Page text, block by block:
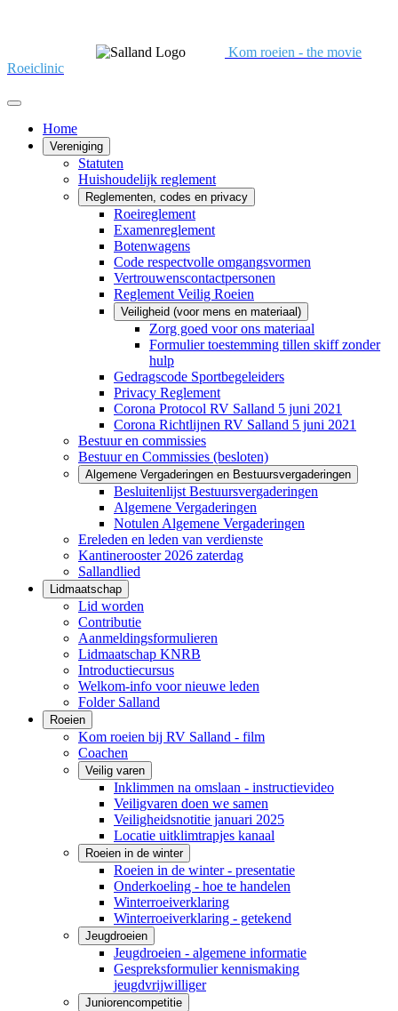
Kom roeien - the movie
Roeiclinic
Home
Vereniging
Statuten
Huishoudelijk reglement
Reglementen, codes en privacy
Roeireglement
Examenreglement
Botenwagens
Code respectvolle omgangsvormen
Vertrouwenscontactpersonen
Reglement Veilig Roeien
Veiligheid (voor mens en materiaal)
Zorg goed voor ons materiaal
Formulier toestemming tillen skiff zonder
hulp
Gedragscode Sportbegeleiders
Privacy Reglement
Corona Protocol RV Salland 5 juni 2021
Corona Richtlijnen RV Salland 5 juni 2021
Bestuur en commissies
Bestuur en Commissies (besloten)
Algemene Vergaderingen en Bestuursvergaderingen
Besluitenlijst Bestuursvergaderingen
Algemene Vergaderingen
Notulen Algemene Vergaderingen
Ereleden en leden van verdienste
Kantinerooster 2026 zaterdag
Sallandlied
Lidmaatschap
Lid worden
Contributie
Aanmeldingsformulieren
Lidmaatschap KNRB
Introductiecursus
Welkom-info voor nieuwe leden
Folder Salland
Roeien
Kom roeien bij RV Salland - film
Coachen
Veilig varen
Inklimmen na omslaan - instructievideo
Veiligvaren doen we samen
Veiligheidsnotitie januari 2025
Locatie uitklimtrapjes kanaal
Roeien in de winter
Roeien in de winter - presentatie
Onderkoeling - hoe te handelen
Winterroeiverklaring
Winterroeiverklaring - getekend
Jeugdroeien
Jeugdroeien - algemene informatie
Gespreksformulier kennismaking
jeugdvrijwilliger
Juniorencompetitie